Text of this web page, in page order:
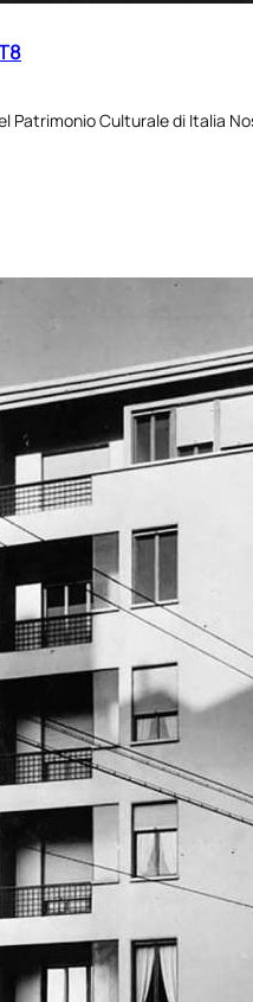
Patrimonio Culturale di Italia